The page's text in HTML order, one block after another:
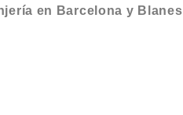
en Barcelona y Blanes